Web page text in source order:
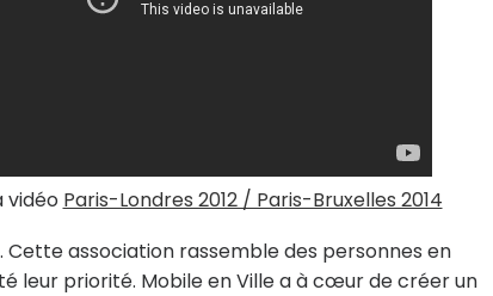
vidéo Paris-Londres 2012 / Paris-Bruxelles 2014
association rassemble des personnes en
leur priorité. Mobile en Ville a à cœur de créer un